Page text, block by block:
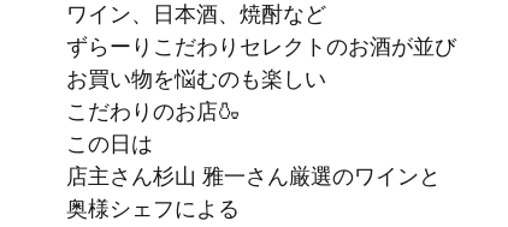
ワイン、日本酒、焼酎など
ずらーりこだわりセレクトのお酒が並び
お買い物を悩むのも楽しい
こだわりのお店🍶
この日は
店主さん杉山 雅一さん厳選のワインと
奥様シェフによる